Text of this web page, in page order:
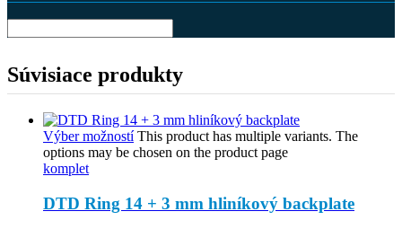
Súvisiace produkty
Výber možností This product has multiple variants. The
options may be chosen on the product page
komplet
DTD Ring 14 + 3 mm hliníkový backplate